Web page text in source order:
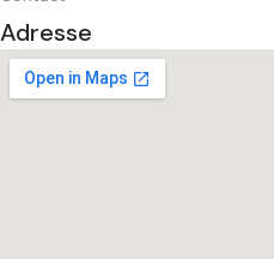
Adresse